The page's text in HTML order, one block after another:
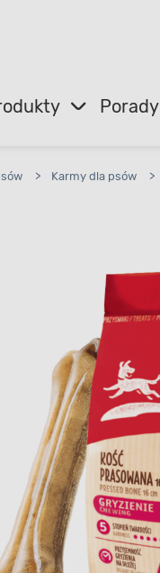
Porady
> Karmy dla psów >